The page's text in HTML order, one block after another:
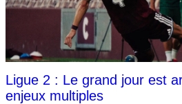
Ligue 2 : Le grand jour est
enjeux multiples